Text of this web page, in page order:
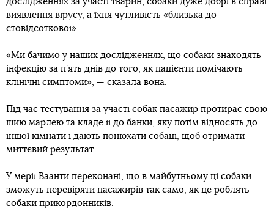
виявлення вірусу, а їхня чутливість «близька до
стовідсоткової».
«Ми бачимо у наших дослідженнях, що собаки знаходять
інфекцію за п’ять днів до того, як пацієнти помічають
клінічні симптоми», — сказала вона.
Під час тестування за участі собак пасажир протирає свою
шию марлею та кладе її до банки, яку потім відносять до
іншої кімнати і дають понюхати собаці, щоб отримати
миттєвий результат.
У мерії Ваанти переконані, що в майбутньому ці собаки
зможуть перевіряти пасажирів так само, як це роблять
собаки прикордонників.